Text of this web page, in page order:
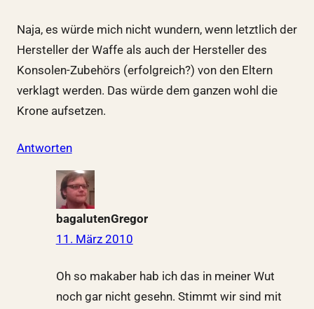
Naja, es würde mich nicht wundern, wenn letztlich der
Hersteller der Waffe als auch der Hersteller des
Konsolen-Zubehörs (erfolgreich?) von den Eltern
verklagt werden. Das würde dem ganzen wohl die
Krone aufsetzen.
Antworten
bagalutenGregor
11. März 2010
Oh so makaber hab ich das in meiner Wut
noch gar nicht gesehn. Stimmt wir sind mit